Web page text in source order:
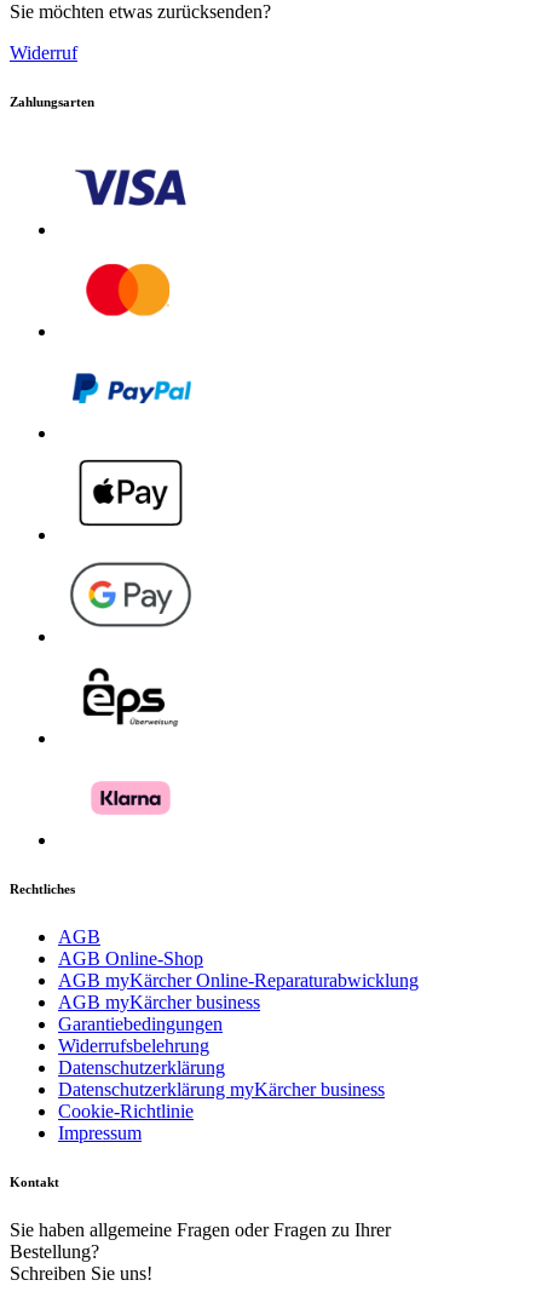
Sie möchten etwas zurücksenden?
Widerruf
Zahlungsarten
Rechtliches
AGB
AGB Online-Shop
AGB myKärcher Online-Reparaturabwicklung
AGB myKärcher business
Garantiebedingungen
Widerrufsbelehrung
Datenschutzerklärung
Datenschutzerklärung myKärcher business
Cookie-Richtlinie
Impressum
Kontakt
Sie haben allgemeine Fragen oder Fragen zu Ihrer
Bestellung?
Schreiben Sie uns!